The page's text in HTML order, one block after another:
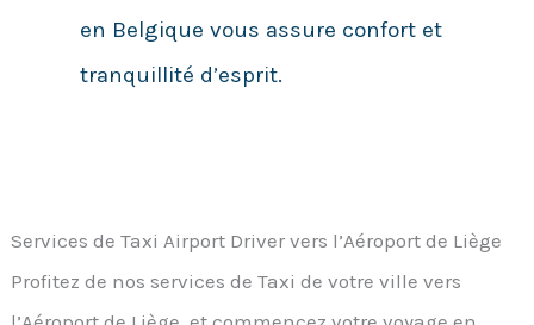
en Belgique vous assure confort et
tranquillité d’esprit.
Services de Taxi Airport Driver vers l’Aéroport de Liège
Profitez de nos services de Taxi de votre ville vers